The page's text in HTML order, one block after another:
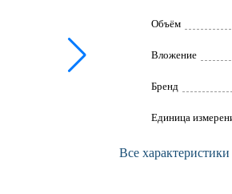
Объём
Вложение
Брeнд
Единица
Все характеристики